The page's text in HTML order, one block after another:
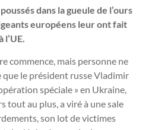
dans la gueule de l’ours
européens leur ont fait
commence, mais personne ne
que le président russe Vladimir
spéciale » en Ukraine,
tout au plus, a viré à une sale
son lot de victimes